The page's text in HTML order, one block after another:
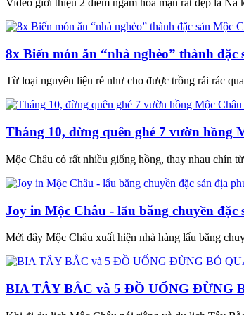
Video giới thiệu 2 điểm ngắm hoa mận rất đẹp là
8x Biến món ăn “nhà nghèo” thành đặc
Từ loại nguyên liệu rẻ như cho được trồng rải rác
Tháng 10, đừng quên ghé 7 vườn hồng
Mộc Châu có rất nhiều giống hồng, thay nhau chín
Joy in Mộc Châu - lẩu băng chuyền đặc
Mới đây Mộc Châu xuất hiện nhà hàng lẩu băng
BIA TÂY BẮC và 5 ĐỒ UỐNG ĐỪNG